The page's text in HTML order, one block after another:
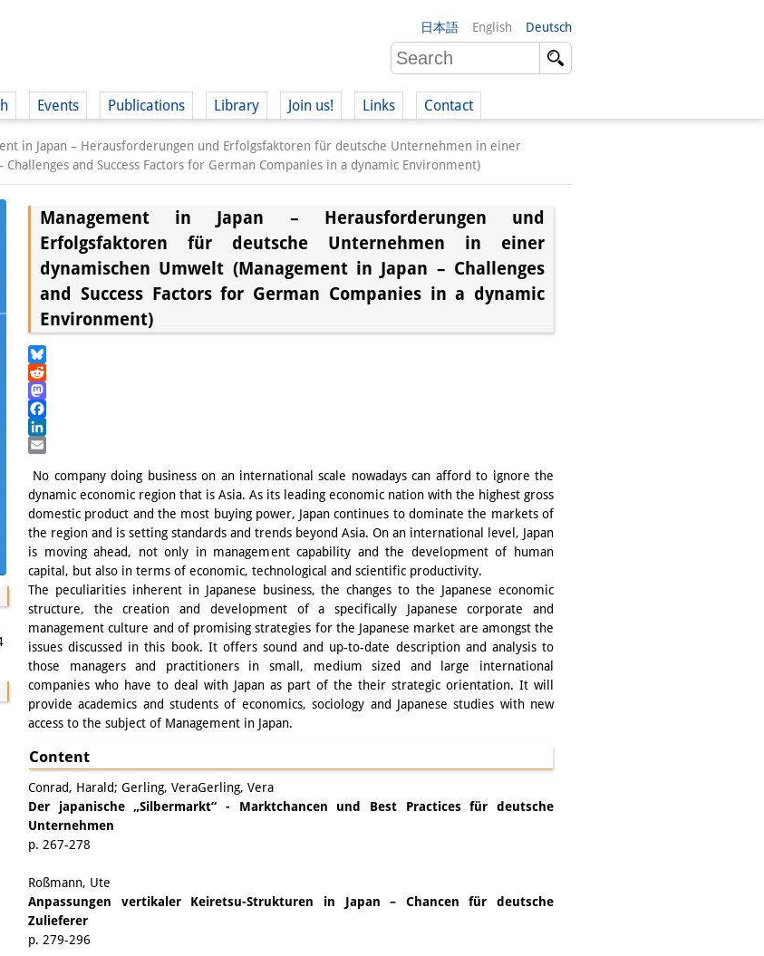
日本語 English Deutsch
Events Publications Library Join us!
(German)
(German)
Links Contact
in Japan – Herausforderungen und Erfolgsfaktoren für deutsche Unternehmen in einer
and Success Factors for German Companies in a dynamic Environment)
Management in Japan – Herausforderungen und
Erfolgsfaktoren für deutsche Unternehmen in einer
dynamischen Umwelt (Management in Japan – Challenges
and Success Factors for German Companies in a dynamic
Environment)
Bluesky
Reddit
Mastodon
Facebook
LinkedIn
No company doing business on an international scale nowadays can afford to ignore the
dynamic economic region that is Asia. As its leading economic nation with the highest gross
domestic product and the most buying power, Japan continues to dominate the markets of
the region and is setting standards and trends beyond Asia. On an international level, Japan
is moving ahead, not only in management capability and the development of human
capital, but also in terms of economic, technological and scientific productivity.
The peculiarities inherent in Japanese business, the changes to the Japanese economic
structure, the creation and development of a specifically Japanese corporate and
management culture and of promising strategies for the Japanese market are amongst the
issues discussed in this book. It offers sound and up-to-date description and analysis to
those managers and practitioners in small, medium sized and large international
companies who have to deal with Japan as part of the their strategic orientation. It will
provide academics and students of economics, sociology and Japanese studies with new
access to the subject of Management in Japan.
Content
Conrad, Harald; Gerling, VeraGerling, Vera
Der japanische „Silbermarkt“ - Marktchancen und Best Practices für deutsche
Unternehmen
p. 267-278
Roßmann, Ute
Anpassungen vertikaler Keiretsu-Strukturen in Japan – Chancen für deutsche
Zulieferer
p. 279-296